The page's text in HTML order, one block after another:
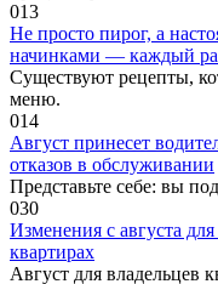
013
Не просто пирог, а
начинками — каждый
Существуют рецепты,
меню.
014
Август принесет
отказов в обслуживании
Представьте себе: вы
030
Изменения с августа
квартирах
Август для владельцев